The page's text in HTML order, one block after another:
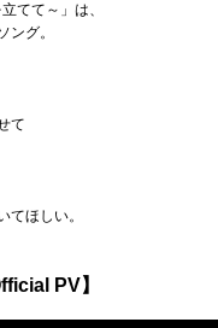
てて～」は、
ング。
て
てほしい。
PV】